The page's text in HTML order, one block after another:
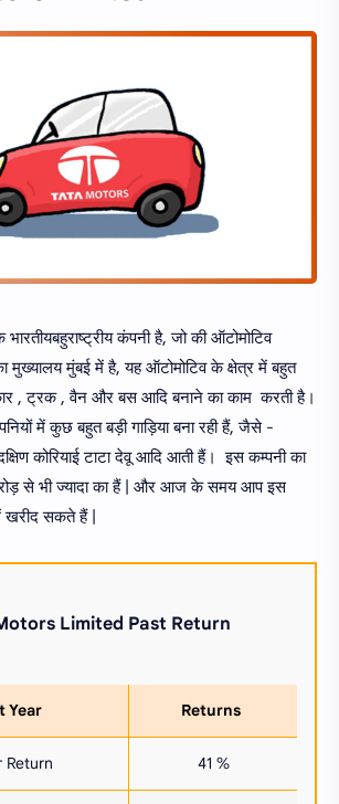
भारतीयबहुराष्ट्रीय कंपनी है, जो की ऑटोमोटिव
मुख्यालय मुंबई में है, यह ऑटोमोटिव के क्षेत्र में बहुत
, ट्रक , वैन और बस आदि बनाने का काम करती है।
में कुछ बहुत बड़ी गाड़िया बना रही हैं, जैसे -
कोरियाई टाटा देवू आदि आती हैं। इस कम्पनी का
से भी ज्यादा का हैं | और आज के समय आप इस
सकते हैं |
Limited Past Return
Year Returns
Return 41 %